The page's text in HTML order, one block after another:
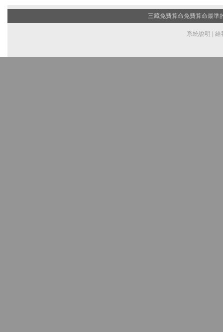
三藏免費算命免費算命最準
系統說明 給